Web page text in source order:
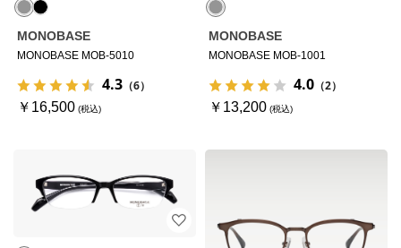
MONOBASE
MONOBASE MOB-5010
4.3 （6）
￥16,500
MONOBASE
MONOBASE MOB-1001
4.0 （2）
￥13,200